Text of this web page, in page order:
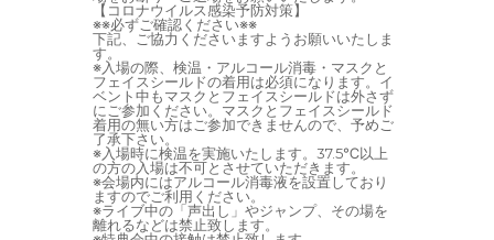
【コロナウイルス感染予防対策】
※※必ずご確認ください※※
下記、ご協力くださいますようお願いいたしま
す。
※入場の際、検温・アルコール消毒・マスクと
フェイスシールドの着用は必須になります。イ
ベント中もマスクとフェイスシールドは外さず
にご参加ください。マスクとフェイスシールド
着用の無い方はご参加できませんので、予めご
了承下さい。
※入場時に検温を実施いたします。37.5℃以上
の方の入場は不可とさせていただきます。
※会場内にはアルコール消毒液を設置しており
ますのでご利用ください。
※ライブ中の「声出し」やジャンプ、その場を
離れるなどは禁止致します。